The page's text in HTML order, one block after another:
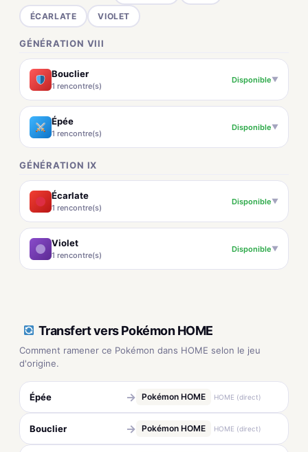
ÉCARLATE VIOLET
GÉNÉRATION VIII
Bouclier
1 rencontre(s)
Disponible▼
Épée
1 rencontre(s)
Disponible▼
GÉNÉRATION IX
Écarlate
1 rencontre(s)
Disponible▼
Violet
1 rencontre(s)
Disponible▼
Transfert vers Pokémon HOME
Comment ramener ce Pokémon dans HOME selon le jeu
d'origine.
Épée → Pokémon HOME HOME (direct)
Bouclier → Pokémon HOME HOME (direct)